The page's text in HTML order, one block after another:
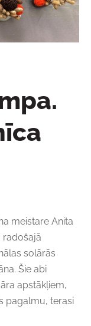
meistare Anita
radošajā
solārās
Šie abi
apstākļiem,
pagalmu, terasi